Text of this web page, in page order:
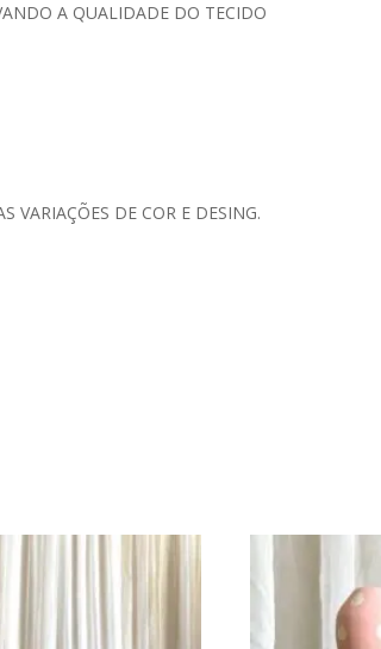
A QUALIDADE DO TECIDO
VARIAÇÕES DE COR E DESING.